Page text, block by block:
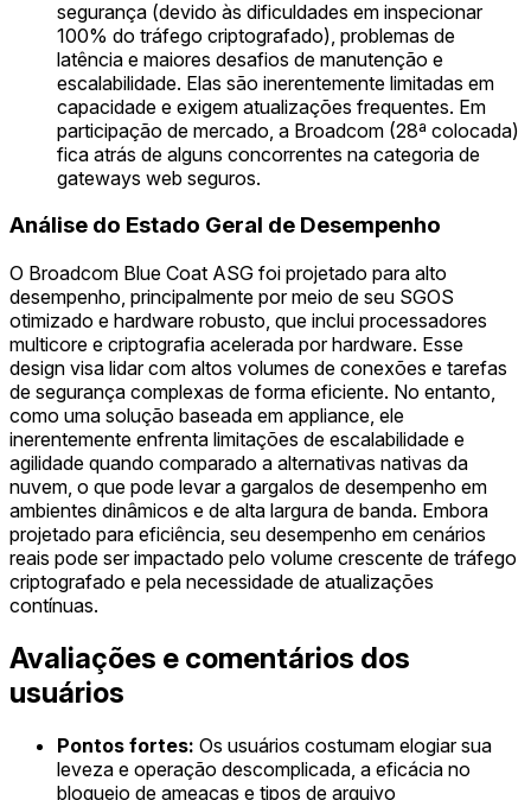
segurança (devido às dificuldades em inspecionar
100% do tráfego criptografado), problemas de
latência e maiores desafios de manutenção e
escalabilidade. Elas são inerentemente limitadas em
capacidade e exigem atualizações frequentes. Em
participação de mercado, a Broadcom (28ª colocada)
fica atrás de alguns concorrentes na categoria de
gateways web seguros.
Análise do Estado Geral de Desempenho
O Broadcom Blue Coat ASG foi projetado para alto
desempenho, principalmente por meio de seu SGOS
otimizado e hardware robusto, que inclui processadores
multicore e criptografia acelerada por hardware. Esse
design visa lidar com altos volumes de conexões e tarefas
de segurança complexas de forma eficiente. No entanto,
como uma solução baseada em appliance, ele
inerentemente enfrenta limitações de escalabilidade e
agilidade quando comparado a alternativas nativas da
nuvem, o que pode levar a gargalos de desempenho em
ambientes dinâmicos e de alta largura de banda. Embora
projetado para eficiência, seu desempenho em cenários
reais pode ser impactado pelo volume crescente de tráfego
criptografado e pela necessidade de atualizações
contínuas.
Avaliações e comentários dos
usuários
Pontos fortes: Os usuários costumam elogiar sua
leveza e operação descomplicada, a eficácia no
bloqueio de ameaças e tipos de arquivo